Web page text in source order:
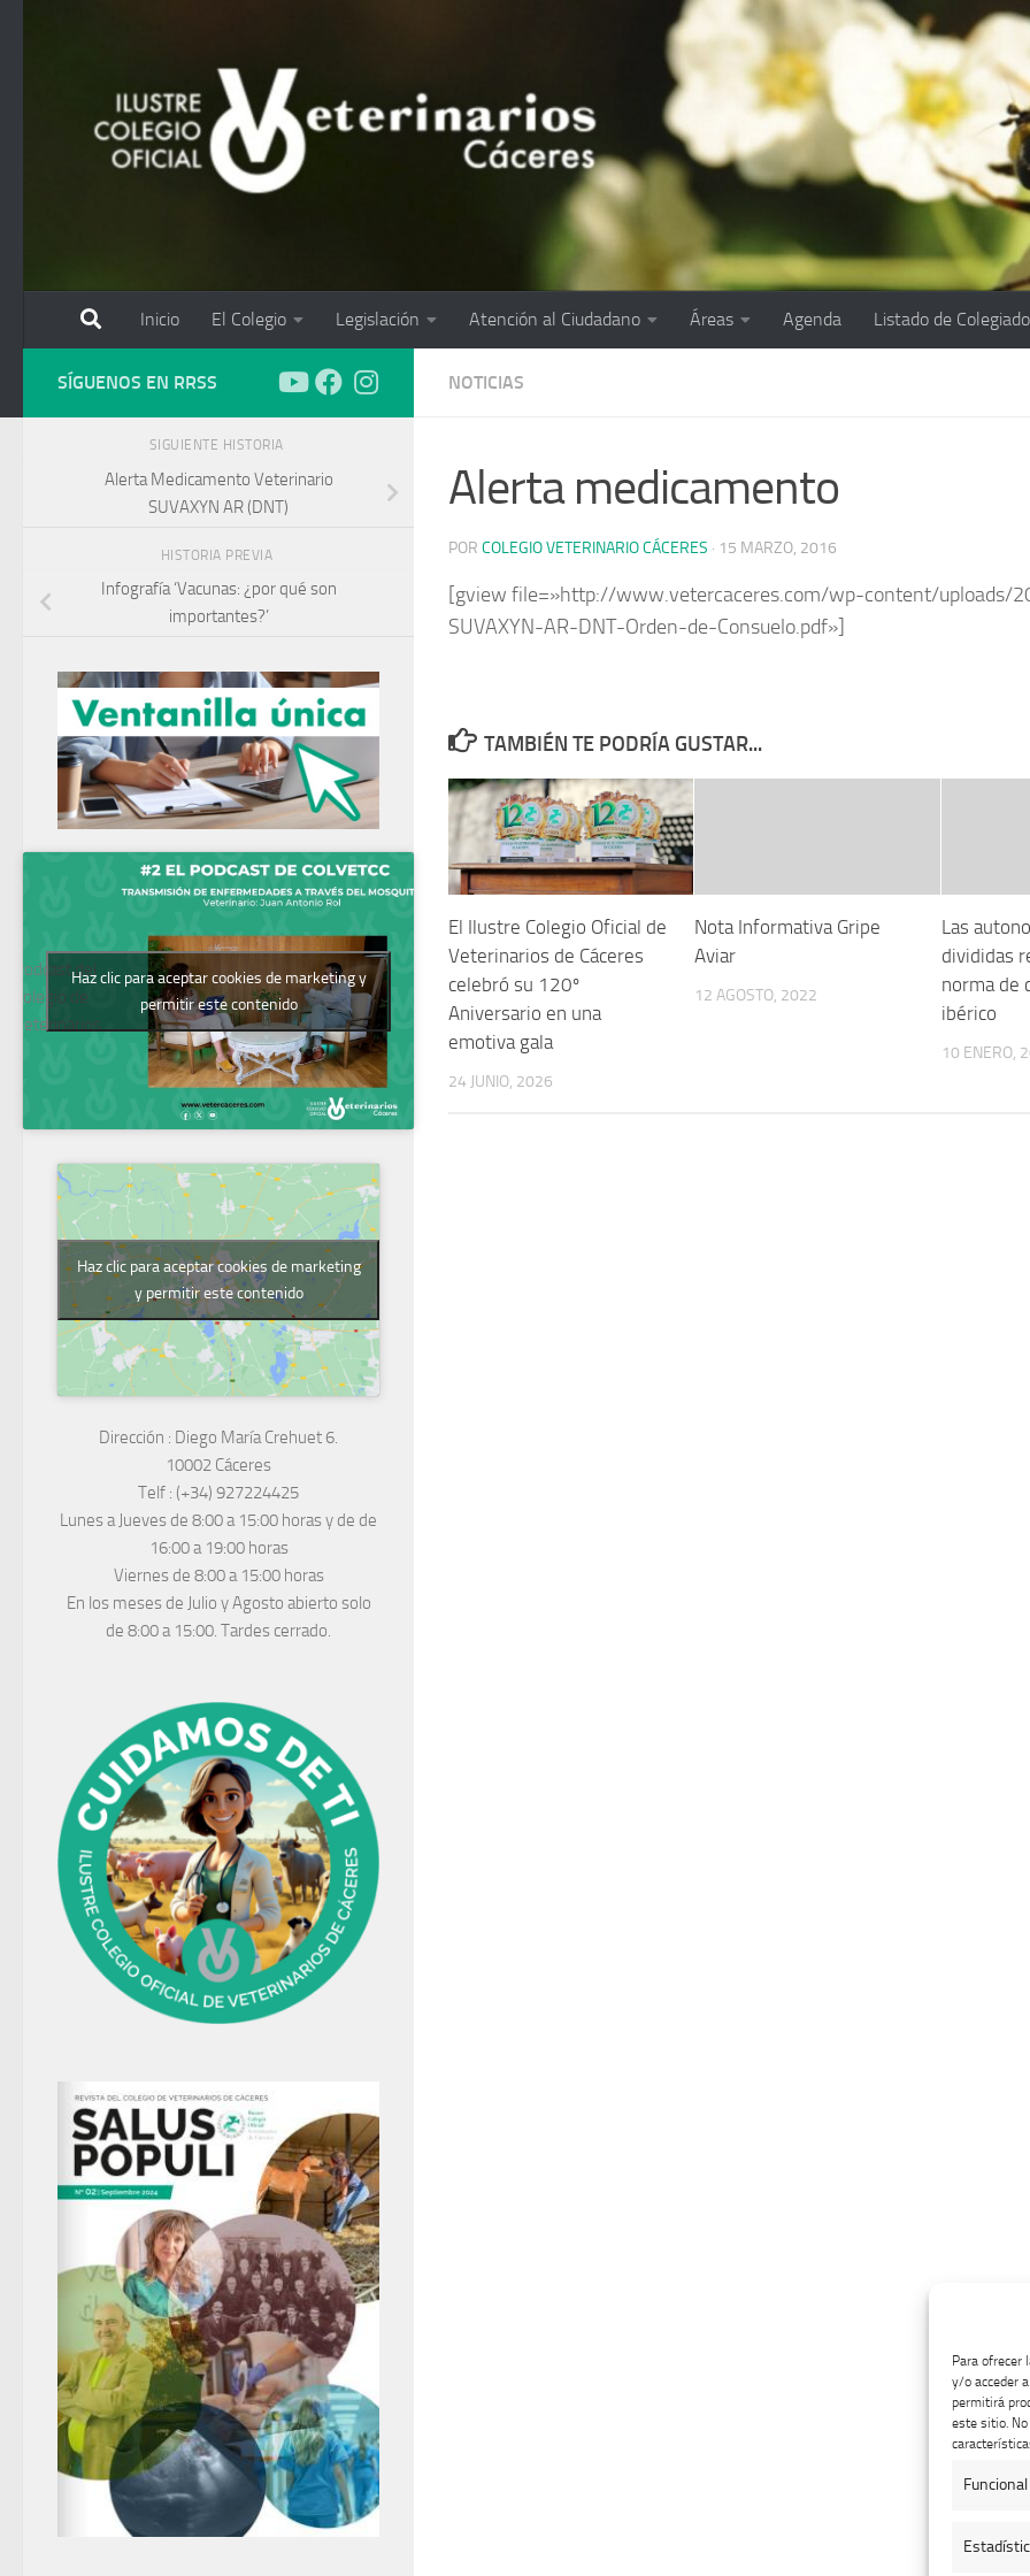
Para ofrecer
y/o acceder
permitirá
este sitio.
Funcional
Inicio El Colegio Legislación Atención al Ciudadano Áreas Agenda Listado de
NOTICIAS
Alerta medicamento
POR COLEGIO VETERINARIO CÁCERES · 15 MARZO, 2016
[gview file=»http://www.vetercaceres.com/wp-content/uploads/
SUVAXYN-AR-DNT-Orden-de-Consuelo.pdf»]
TAMBIÉN TE PODRÍA GUSTAR...
El Ilustre Colegio Oficial de
Veterinarios de Cáceres
celebró su 120º
Aniversario en una
emotiva gala
24 JUNIO, 2026
Nota Informativa Gripe
Aviar
12 AGOSTO, 2022
Las
divididas
norma de
ibérico
10 ENERO,
SÍGUENOS EN RRSS
SIGUIENTE HISTORIA
Alerta Medicamento Veterinario
SUVAXYN AR (DNT)
HISTORIA PREVIA
Infografía ‘Vacunas: ¿por qué son
importantes?’
Podcast del
Colegio de
Veterinarios
Haz clic para aceptar cookies de marketing y
permitir este contenido
Haz clic para aceptar cookies de marketing
y permitir este contenido
Dirección : Diego María Crehuet 6.
10002 Cáceres
Telf : (+34) 927224425
Lunes a Jueves de 8:00 a 15:00 horas y de de
16:00 a 19:00 horas
Viernes de 8:00 a 15:00 horas
En los meses de Julio y Agosto abierto solo
de 8:00 a 15:00. Tardes cerrado.